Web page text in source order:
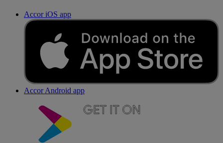
Accor iOS app
Accor Android app